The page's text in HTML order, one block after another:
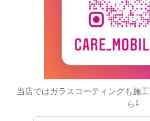
当店ではガラスコーティングも施
ら⇩